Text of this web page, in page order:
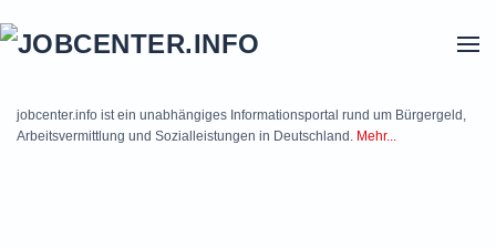
jobcenter.info ist ein unabhängiges Informationsportal rund um Bürgergeld,
Arbeitsvermittlung und Sozialleistungen in Deutschland. Mehr...